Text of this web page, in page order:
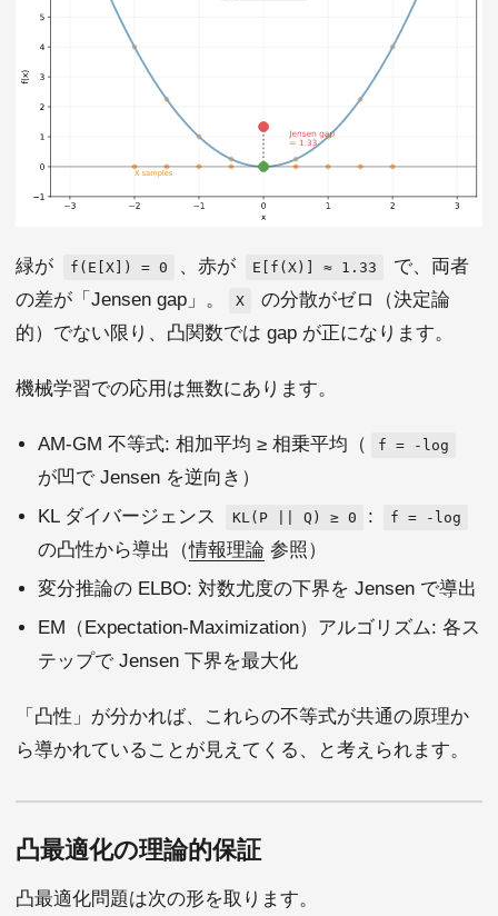
緑が f(E[X]) = 0 、赤が E[f(X)] ≈ 1.33
で、両者
の差が「Jensen gap」。
X
の分散がゼロ（決定論
的）でない限り、凸関数では gap が正になります。
機械学習での応用は無数にあります。
AM-GM 不等式: 相加平均 ≥ 相乗平均（ f = -log
が凹で Jensen を逆向き）
KL ダイバージェンス
KL(P || Q) ≥ 0 : f = -log
の凸性から導出（情報理論 参照）
変分推論の ELBO: 対数尤度の下界を Jensen で導出
EM（Expectation-Maximization）アルゴリズム: 各ス
テップで Jensen 下界を最大化
「凸性」が分かれば、これらの不等式が共通の原理か
ら導かれていることが見えてくる、と考えられます。
凸最適化の理論的保証
凸最適化問題は次の形を取ります。